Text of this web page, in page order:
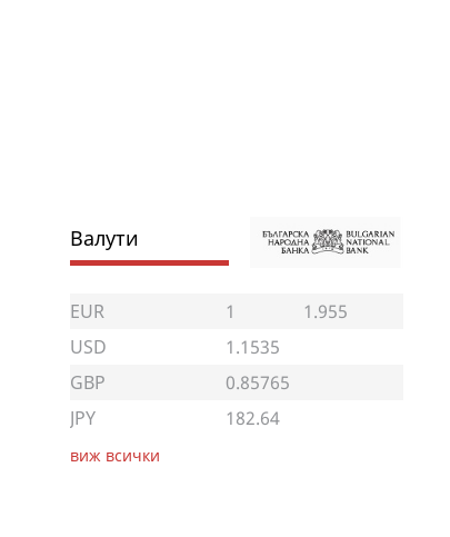
Валути
EUR 1
1.955
USD
1.1535
GBP
0.85765
JPY
182.64
виж всички